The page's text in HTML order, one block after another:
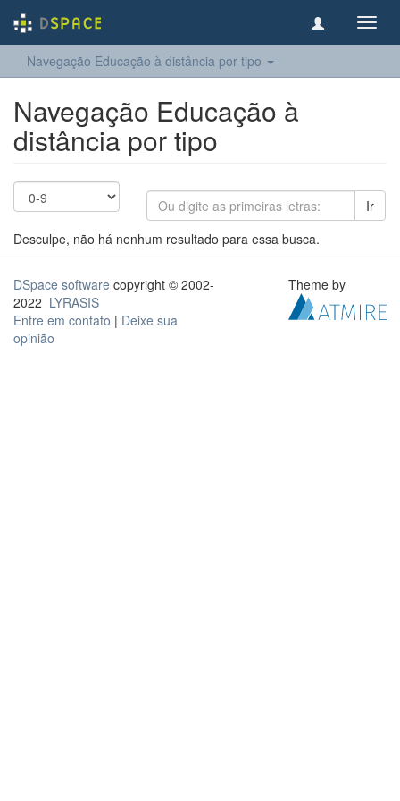
Navegação Educação à distância por tipo
Navegação Educação à
distância por tipo
Ir
Desculpe, não há nenhum resultado para essa busca.
DSpace software copyright © 2002-
2022 LYRASIS
Entre em contato | Deixe sua
opinião
Theme by